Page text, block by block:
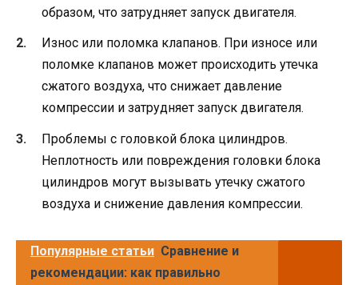
образом, что затрудняет запуск двигателя.
Износ или поломка клапанов. При износе или
поломке клапанов может происходить утечка
сжатого воздуха, что снижает давление
компрессии и затрудняет запуск двигателя.
Проблемы с головкой блока цилиндров.
Неплотность или повреждения головки блока
цилиндров могут вызывать утечку сжатого
воздуха и снижение давления компрессии.
Популярные статьи Сравнение и
рекомендации: как правильно